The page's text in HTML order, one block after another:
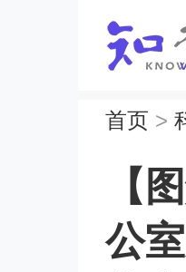
首页 >
【
公